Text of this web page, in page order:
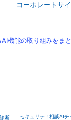
コーポレートサ
機能の取り組みをま
断 セキュリティ相談AIチ